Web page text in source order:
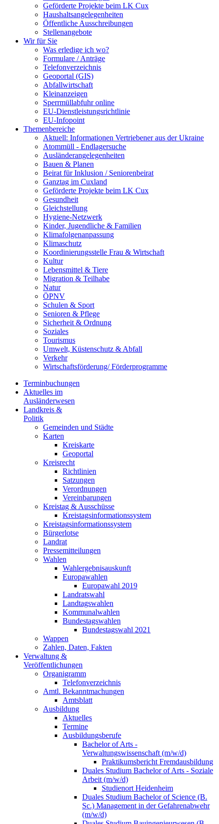
Geförderte Projekte beim LK Cux
Haushaltsangelegenheiten
Öffentliche Ausschreibungen
Stellenangebote
Wir für Sie
Was erledige ich wo?
Formulare / Anträge
Telefonverzeichnis
Geoportal (GIS)
Abfallwirtschaft
Kleinanzeigen
Sperrmüllabfuhr online
EU-Dienstleistungsrichtlinie
EU-Infopoint
Themenbereiche
Aktuell: Informationen Vertriebener aus der Ukraine
Atommüll - Endlagersuche
Ausländerangelegenheiten
Bauen & Planen
Beirat für Inklusion / Seniorenbeirat
Ganztag im Cuxland
Geförderte Projekte beim LK Cux
Gesundheit
Gleichstellung
Hygiene-Netzwerk
Kinder, Jugendliche & Familien
Klimafolgenanpassung
Klimaschutz
Koordinierungsstelle Frau & Wirtschaft
Kultur
Lebensmittel & Tiere
Migration & Teilhabe
Natur
ÖPNV
Schulen & Sport
Senioren & Pflege
Sicherheit & Ordnung
Soziales
Tourismus
Umwelt, Küstenschutz & Abfall
Verkehr
Wirtschaftsförderung/ Förderprogramme
Terminbuchungen
Aktuelles im
Ausländerwesen
Landkreis &
Politik
Gemeinden und Städte
Karten
Kreiskarte
Geoportal
Kreisrecht
Richtlinien
Satzungen
Verordnungen
Vereinbarungen
Kreistag & Ausschüsse
Kreistagsinformationssystem
Kreistagsinformationssystem
Bürgerlotse
Landrat
Pressemitteilungen
Wahlen
Wahlergebnisauskunft
Europawahlen
Europawahl 2019
Landratswahl
Landtagswahlen
Kommunalwahlen
Bundestagswahlen
Bundestagswahl 2021
Wappen
Zahlen, Daten, Fakten
Verwaltung &
Veröffentlichungen
Organigramm
Telefonverzeichnis
Amtl. Bekanntmachungen
Amtsblatt
Ausbildung
Aktuelles
Termine
Ausbildungsberufe
Bachelor of Arts -
Verwaltungswissenschaft (m/w/d)
Praktikumsbericht Fremdausbildung
Duales Studium Bachelor of Arts - Soziale
Arbeit (m/w/d)
Studienort Heidenheim
Duales Studium Bachelor of Science (B.
Sc.) Management in der Gefahrenabwehr
(m/w/d)